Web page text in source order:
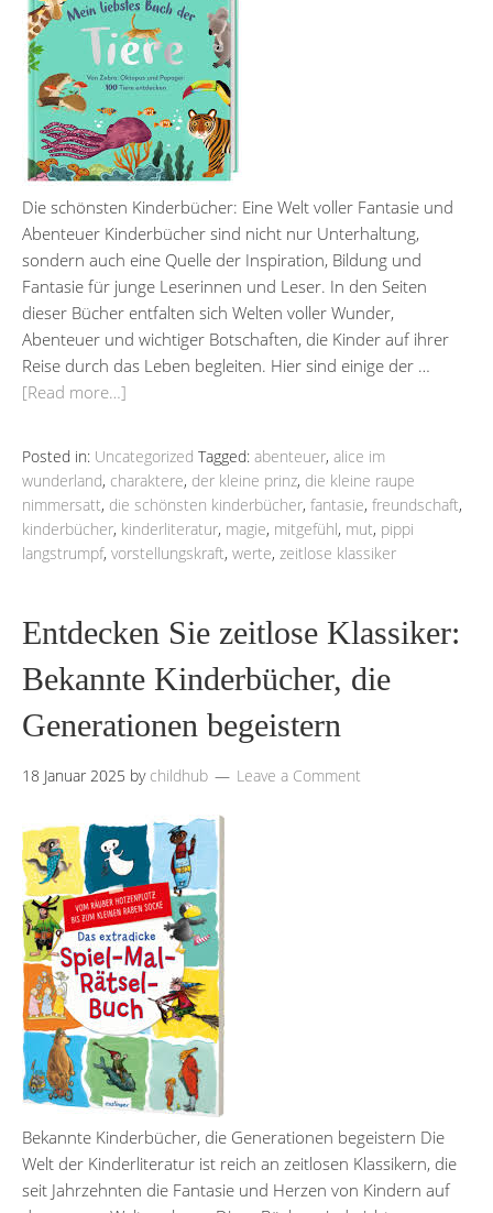
Die schönsten Kinderbücher: Eine Welt voller Fantasie und
Abenteuer Kinderbücher sind nicht nur Unterhaltung,
sondern auch eine Quelle der Inspiration, Bildung und
Fantasie für junge Leserinnen und Leser. In den Seiten
dieser Bücher entfalten sich Welten voller Wunder,
Abenteuer und wichtiger Botschaften, die Kinder auf ihrer
Reise durch das Leben begleiten. Hier sind einige der …
[Read more…]
Posted in: Uncategorized Tagged: abenteuer, alice im
wunderland, charaktere, der kleine prinz, die kleine raupe
nimmersatt, die schönsten kinderbücher, fantasie, freundschaft,
kinderbücher, kinderliteratur, magie, mitgefühl, mut, pippi
langstrumpf, vorstellungskraft, werte, zeitlose klassiker
Entdecken Sie zeitlose Klassiker:
Bekannte Kinderbücher, die
Generationen begeistern
18 Januar 2025 by childhub Leave a Comment
Bekannte Kinderbücher, die Generationen begeistern Die
Welt der Kinderliteratur ist reich an zeitlosen Klassikern, die
seit Jahrzehnten die Fantasie und Herzen von Kindern auf